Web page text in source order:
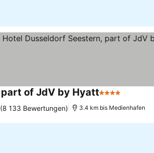
of JdV by Hyatt4 Sterne
(8 133 Bewertungen) 3.4 km bis Medienhafen